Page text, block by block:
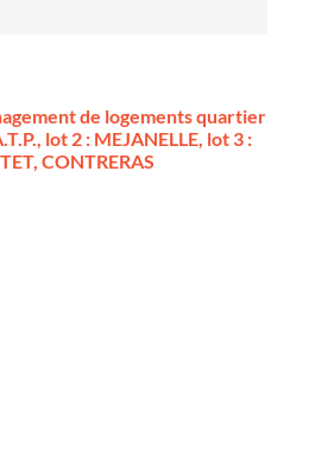
de logements quartier
lot 2 : MEJANELLE, lot 3 :
CONTRERAS